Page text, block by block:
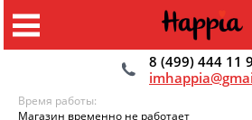
8 (499) 444 11
Время работы:
Магазин временно не работает